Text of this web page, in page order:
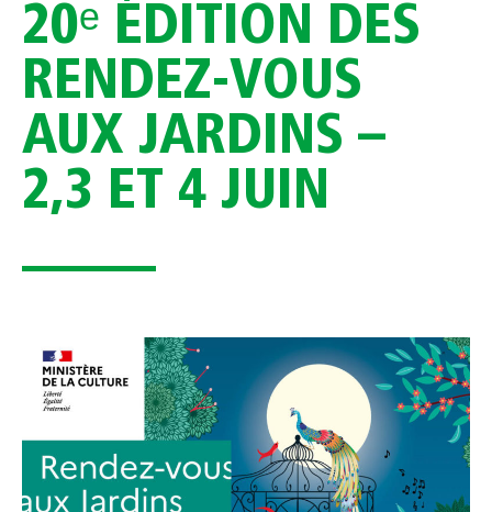
20ᵉ ÉDITION DES
RENDEZ-VOUS
AUX JARDINS –
2,3 ET 4 JUIN